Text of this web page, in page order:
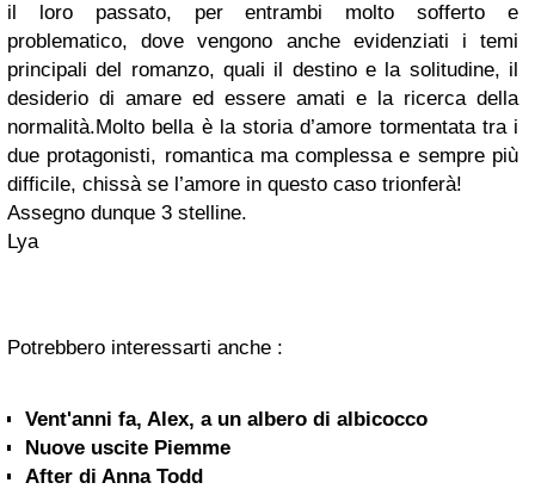
il loro passato, per entrambi molto sofferto e
problematico, dove vengono anche evidenziati i temi
principali del romanzo, quali il destino e la solitudine, il
desiderio di amare ed essere amati e la ricerca della
normalità.Molto bella è la storia d’amore tormentata tra i
due protagonisti, romantica ma complessa e sempre più
difficile, chissà se l’amore in questo caso trionferà!
Assegno dunque 3 stelline.
Lya
Potrebbero interessarti anche :
Vent'anni fa, Alex, a un albero di albicocco
Nuove uscite Piemme
After di Anna Todd